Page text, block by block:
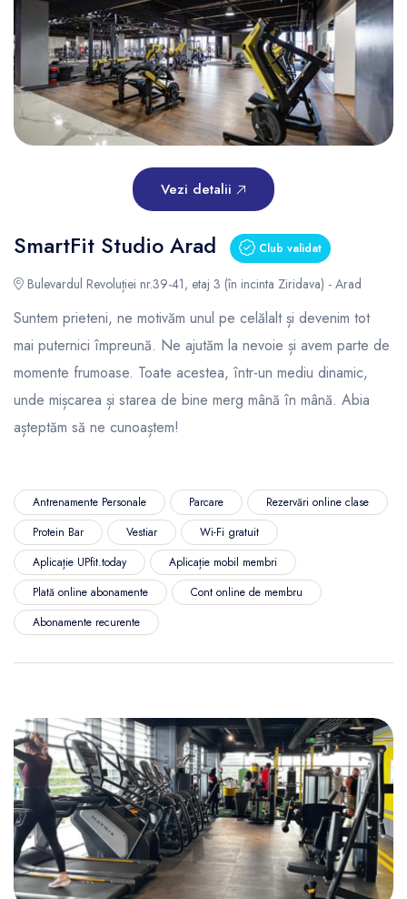
Vezi detalii
SmartFit Studio Arad Club validat
Bulevardul Revoluției nr.39-41, etaj 3 (în incinta Ziridava) - Arad
Suntem prieteni, ne motivăm unul pe celălalt și devenim tot
mai puternici împreună. Ne ajutăm la nevoie și avem parte de
momente frumoase. Toate acestea, într-un mediu dinamic,
unde mișcarea și starea de bine merg mână în mână. Abia
așteptăm să ne cunoaștem!
Antrenamente Personale Parcare
Rezervări online clase
Protein Bar
Vestiar
Wi-Fi gratuit
Aplicație UPfit.today
Aplicație mobil membri
Plată online abonamente
Cont online de membru
Abonamente recurente